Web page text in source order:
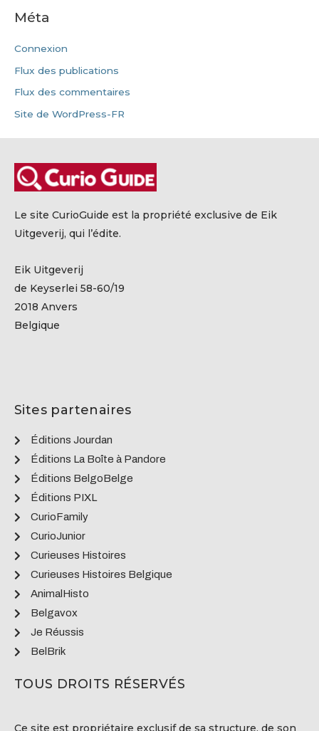
Méta
Connexion
Flux des publications
Flux des commentaires
Site de WordPress-FR
Le site CurioGuide est la propriété exclusive de Eik
Uitgeverij, qui l’édite.
Eik Uitgeverij
de Keyserlei 58-60/19
2018 Anvers
Belgique
Sites partenaires
Éditions Jourdan
Éditions La Boîte à Pandore
Éditions BelgoBelge
Éditions PIXL
CurioFamily
CurioJunior
Curieuses Histoires
Curieuses Histoires Belgique
AnimalHisto
Belgavox
Je Réussis
BelBrik
TOUS DROITS RÉSERVÉS
Ce site est propriétaire exclusif de sa structure, de son